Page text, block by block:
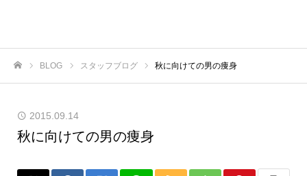
BLOG スタッフブログ 秋に向けての男の痩身
2015.09.14
秋に向けての男の痩身